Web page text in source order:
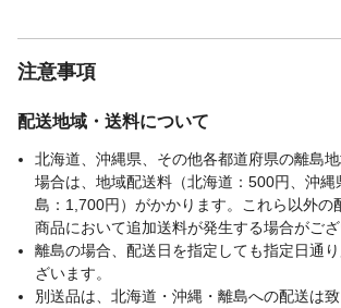
注意事項
配送地域・送料について
北海道、沖縄県、その他各都道府県の離島
場合は、地域配送料（北海道：500円、沖縄
島：1,700円）がかかります。これら以外の
商品において追加送料が発生する場合がござ
離島の場合、配送日を指定しても指定日通
ざいます。
別送品は、北海道・沖縄・離島への配送は致